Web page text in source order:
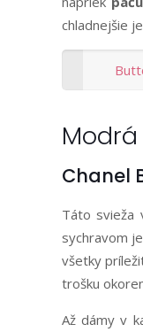
chladnejšie
Chanel
Táto svieža
sychravom
všetky
trošku
Až dámy v